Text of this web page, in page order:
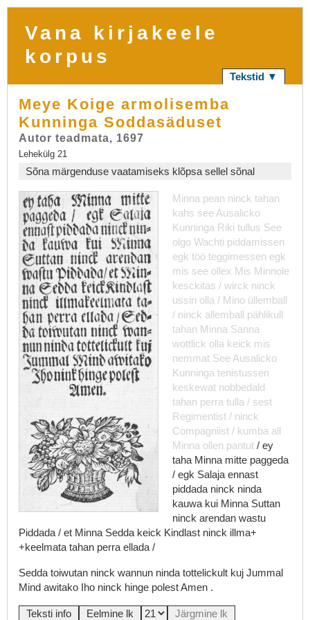
Vana kirjakeele
korpus
Tekstid ▼
Meye Koige armolisemba
Kunninga Soddasäduset
Autor teadmata, 1697
Lehekülg 21
Sõna märgenduse vaatamiseks klõpsa sellel sõnal
Minna pean ninck tahan
kahs see Ausalicko
Kunninga Riki tullus See
olgo Wachti piddamissen
egk töö teggimessen egk
mis see ollex Mis Minnole
kesckitas / wirck ninck
ussin olla / Mino üllemball
/ ninck allemball pählikull
tahan Minna Sanna
wottlick olla keick mis
nemmat See Ausalicko
Kunninga tenistussen
keskewat nobbedald
tahan perra tulla / sest
Regimentist / ninck
Compagniist / kumba all
Minna ollen pantut / ey
taha Minna mitte paggeda
/ egk Salaja ennast
piddada ninck ninda
kauwa kui Minna Suttan
ninck arendan wastu
Piddada / et Minna Sedda keick Kindlast ninck illma+
+keelmata tahan perra ellada /
Sedda toiwutan ninck wannun ninda tottelickult kuj Jummal
Mind awitako Iho ninck hinge polestAmen .
Teksti info Eelmine lk Järgmine lk